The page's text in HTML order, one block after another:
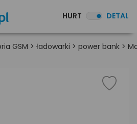
HURT DETAL
GSM > ładowarki > power bank >